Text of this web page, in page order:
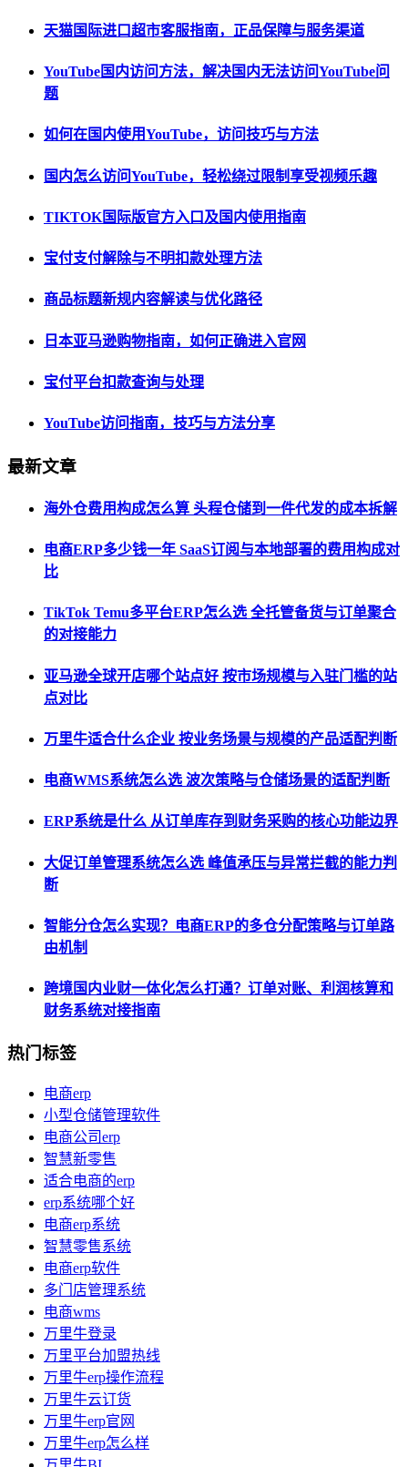
天猫国际进口超市客服指南，正品保障与服务渠道
YouTube国内访问方法，解决国内无法访问YouTube问
题
如何在国内使用YouTube，访问技巧与方法
国内怎么访问YouTube，轻松绕过限制享受视频乐趣
TIKTOK国际版官方入口及国内使用指南
宝付支付解除与不明扣款处理方法
商品标题新规内容解读与优化路径
日本亚马逊购物指南，如何正确进入官网
宝付平台扣款查询与处理
YouTube访问指南，技巧与方法分享
最新文章
海外仓费用构成怎么算 头程仓储到一件代发的成本拆解
电商ERP多少钱一年 SaaS订阅与本地部署的费用构成对
比
TikTok Temu多平台ERP怎么选 全托管备货与订单聚合
的对接能力
亚马逊全球开店哪个站点好 按市场规模与入驻门槛的站
点对比
万里牛适合什么企业 按业务场景与规模的产品适配判断
电商WMS系统怎么选 波次策略与仓储场景的适配判断
ERP系统是什么 从订单库存到财务采购的核心功能边界
大促订单管理系统怎么选 峰值承压与异常拦截的能力判
断
智能分仓怎么实现？电商ERP的多仓分配策略与订单路
由机制
跨境国内业财一体化怎么打通？订单对账、利润核算和
财务系统对接指南
热门标签
电商erp
小型仓储管理软件
电商公司erp
智慧新零售
适合电商的erp
erp系统哪个好
电商erp系统
智慧零售系统
电商erp软件
多门店管理系统
电商wms
万里牛登录
万里平台加盟热线
万里牛erp操作流程
万里牛云订货
万里牛erp官网
万里牛erp怎么样